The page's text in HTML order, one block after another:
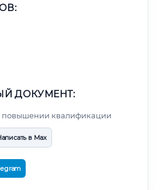
ДОКУМЕНТ:
повышении квалификации
в Max